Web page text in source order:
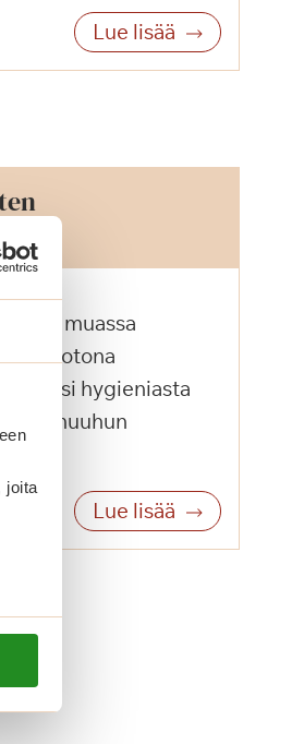
joita
Lue lisää
muassa
kotona
hygieniasta
ja muuhun
Lue lisää